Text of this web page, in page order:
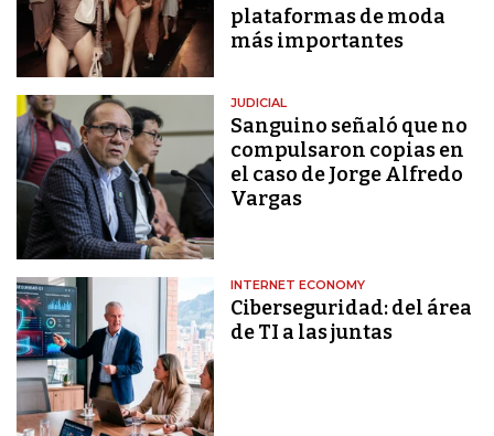
plataformas de moda
más importantes
JUDICIAL
Sanguino señaló que no
compulsaron copias en
el caso de Jorge Alfredo
Vargas
INTERNET ECONOMY
Ciberseguridad: del área
de TI a las juntas